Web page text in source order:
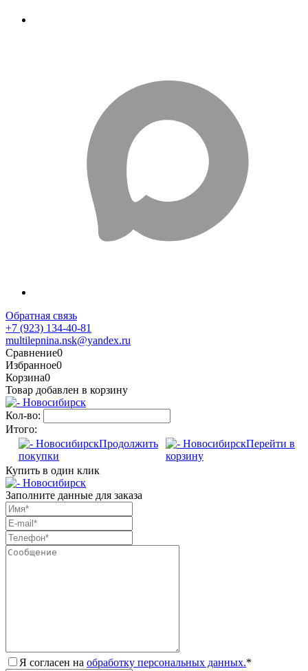
Обратная связь
+7 (923) 134-40-81
multilepnina.nsk@yandex.ru
Сравнение0
Избранное0
Корзина0
Товар добавлен в корзину
Кол-во:
Итого:
Продолжить
покупки
Перейти в
корзину
Купить в один клик
Заполните данные для заказа
Я согласен на обработку персональных данных.*